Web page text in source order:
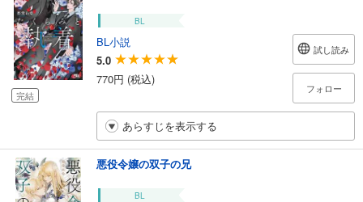
完結
BL
BL小説
5.0
770円 (税込)
試し読み
フォロー
あらすじを表示する
悪役令嬢の双子の兄
BL